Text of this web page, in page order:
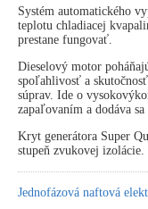
Systém automatického
teplotu chladiacej
prestane fungovať.
Dieselový motor
spoľahlivosť a
súprav. Ide o
zapaľovaním a dodáva
Kryt generátora Super
stupeň zvukovej izolácie.
Jednofázová naftová